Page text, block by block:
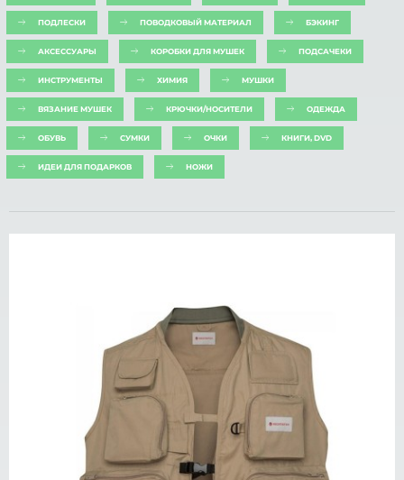
ПОДЛЕСКИ ПОВОДКОВЫЙ МАТЕРИАЛ БЭКИНГ
АКСЕССУАРЫ КОРОБКИ ДЛЯ МУШЕК ПОДСАЧЕКИ
ИНСТРУМЕНТЫ ХИМИЯ МУШКИ
ВЯЗАНИЕ МУШЕК КРЮЧКИ/НОСИТЕЛИ ОДЕЖДА
ОБУВЬ СУМКИ ОЧКИ КНИГИ, DVD
ИДЕИ ДЛЯ ПОДАРКОВ НОЖИ